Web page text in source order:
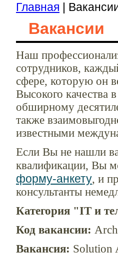
Главная |
Вакансии
Наш
сотрудников,
сфере, которую он
Высокого качества
обширному
также
известными
Если Вы не нашли
квалификации, Вы
форму-анкету, и
консультанты
Категория "IT и
Код вакансии:
Вакансия: Solution